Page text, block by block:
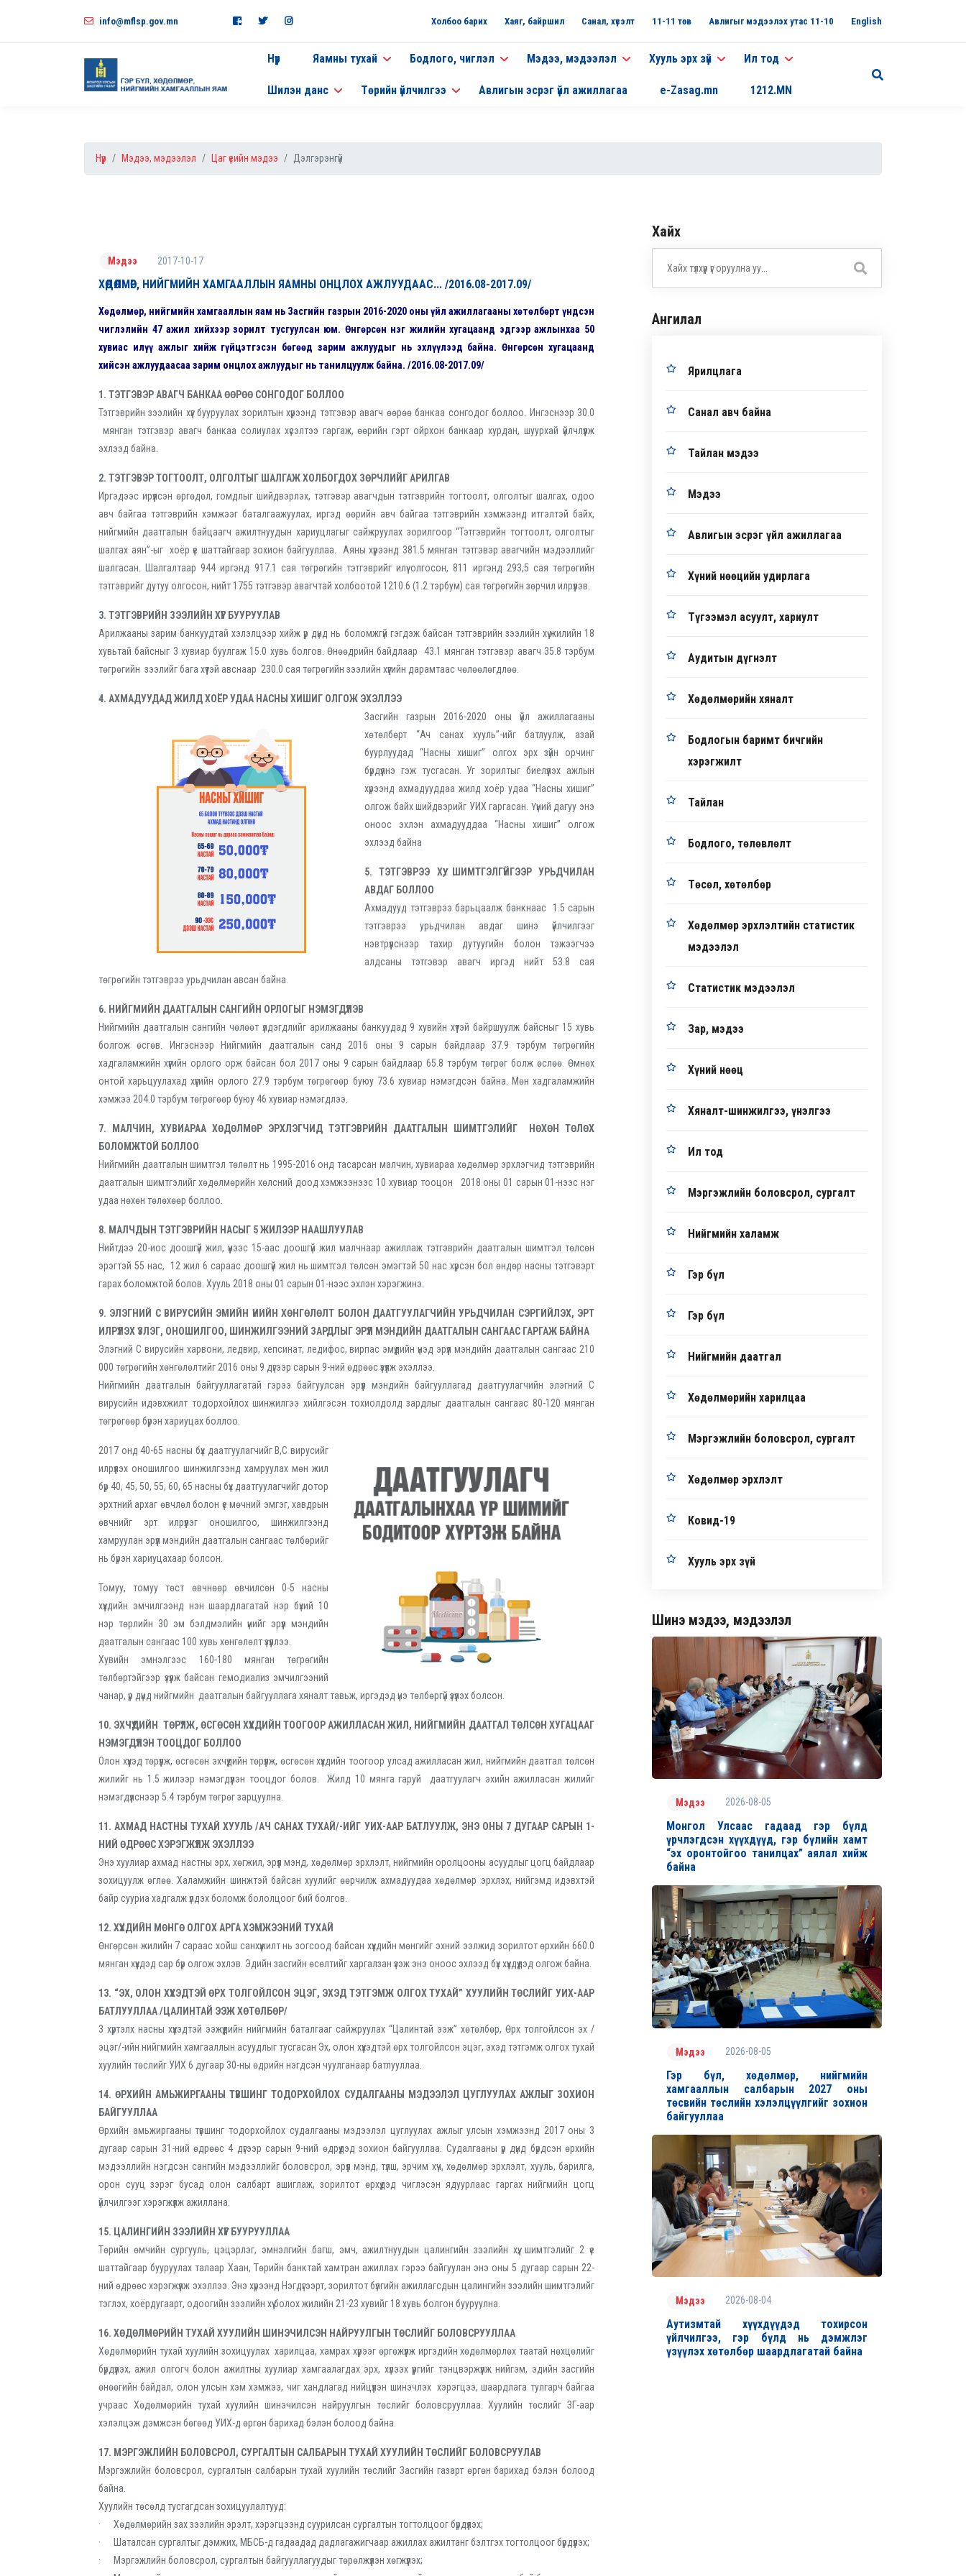
info@mflsp.gov.mn Холбоо барих Хаяг, байршил Санал, хүсэлт 11-11 төв Авлигыг мэдээлэх утас 11-10 English
Нүүр Яамны тухай Бодлого, чиглэл Мэдээ, мэдээлэл Хууль эрх зүй Ил тод
Шилэн данс Төрийн үйлчилгээ Авлигын эсрэг үйл ажиллагаа e-Zasag.mn 1212.MN
Нүүр Мэдээ, мэдээлэл Цаг үеийн мэдээ Дэлгэрэнгүй
Мэдээ 2017-10-17
ХӨДӨЛМӨР, НИЙГМИЙН ХАМГААЛЛЫН ЯАМНЫ ОНЦЛОХ АЖЛУУДААС... /2016.08-2017.09/
Хөдөлмөр, нийгмийн хамгааллын яам нь Засгийн газрын 2016-2020 оны үйл ажиллагааны хөтөлбөрт үндсэн
чиглэлийн 47 ажил хийхээр зорилт тусгуулсан юм. Өнгөрсөн нэг жилийн хугацаанд эдгээр ажлынхаа 50
хувиас илүү ажлыг хийж гүйцэтгэсэн бөгөөд зарим ажлуудыг нь эхлүүлээд байна. Өнгөрсөн хугацаанд
хийсэн ажлуудаасаа зарим онцлох ажлуудыг нь танилцуулж байна. /2016.08-2017.09/
1. ТЭТГЭВЭР АВАГЧ БАНКАА ӨӨРӨӨ СОНГОДОГ БОЛЛОО
Тэтгэврийн зээлийн хүүг бууруулах зорилтын хүрээнд тэтгэвэр авагч өөрөө банкаа сонгодог боллоо. Ингэснээр 30.0
мянган тэтгэвэр авагч банкаа солиулах хүсэлтээ гаргаж, өөрийн гэрт ойрхон банкаар хурдан, шуурхай үйлчлүүлж
эхлээд байна.
2. ТЭТГЭВЭР ТОГТООЛТ, ОЛГОЛТЫГ ШАЛГАЖ ХОЛБОГДОХ ЗӨРЧЛИЙГ АРИЛГАВ
Иргэдээс ирүүлсэн өргөдөл, гомдлыг шийдвэрлэх, тэтгэвэр авагчдын тэтгэврийн тогтоолт, олголтыг шалгах, одоо
авч байгаа тэтгэврийн хэмжээг баталгаажуулах, иргэд өөрийн авч байгаа тэтгэврийн хэмжээнд итгэлтэй байх,
нийгмийн даатгалын байцаагч ажилтнуудын хариуцлагыг сайжруулах зорилгоор “Тэтгэврийн тогтоолт, олголтыг
шалгах аян”-ыг хоёр үе шаттайгаар зохион байгууллаа. Аяны хүрээнд 381.5 мянган тэтгэвэр авагчийн мэдээллийг
шалгасан. Шалгалтаар 944 иргэнд 917.1 сая төгрөгийн тэтгэврийг илүү олгосон, 811 иргэнд 293,5 сая төгрөгийн
тэтгэврийг дутуу олгосон, нийт 1755 тэтгэвэр авагчтай холбоотой 1210.6 (1.2 тэрбум) сая төгрөгийн зөрчил илрүүлэв.
3. ТЭТГЭВРИЙН ЗЭЭЛИЙН ХҮҮГ БУУРУУЛАВ
Арилжааны зарим банкуудтай хэлэлцээр хийж үр дүнд нь боломжгүй гэгдэж байсан тэтгэврийн зээлийн хүү жилийн 18
хувьтай байсныг 3 хувиар буулгаж 15.0 хувь болгов. Өнөөдрийн байдлаар 43.1 мянган тэтгэвэр авагч 35.8 тэрбум
төгрөгийн зээлийг бага хүүтэй авснаар 230.0 сая төгрөгийн зээлийн хүүгийн дарамтаас чөлөөлөгдлөө.
4. АХМАДУУДАД ЖИЛД ХОЁР УДАА НАСНЫ ХИШИГ ОЛГОЖ ЭХЭЛЛЭЭ
Засгийн газрын 2016-2020 оны үйл ажиллагааны
хөтөлбөрт “Ач санах хууль”-ийг батлуулж, азай
буурлуудад “Насны хишиг” олгох эрх зүйн орчинг
бүрдүүлнэ гэж тусгасан. Уг зорилтыг биелүүлэх ажлын
хүрээнд ахмадууддаа жилд хоёр удаа “Насны хишиг”
олгож байх шийдвэрийг УИХ гаргасан. Үүний дагуу энэ
оноос эхлэн ахмадууддаа “Насны хишиг” олгож
эхлээд байна
5. ТЭТГЭВРЭЭ ХҮҮ, ШИМТГЭЛГҮЙГЭЭР УРЬДЧИЛАН
АВДАГ БОЛЛОО
Ахмадууд тэтгэврээ барьцаалж банкнаас 1.5 сарын
тэтгэврээ урьдчилан авдаг шинэ үйлчилгээг
нэвтрүүлснээр тахир дутуугийн болон тэжээгчээ
алдсаны тэтгэвэр авагч иргэд нийт 53.8 сая
төгрөгийн тэтгэврээ урьдчилан авсан байна.
6. НИЙГМИЙН ДААТГАЛЫН САНГИЙН ОРЛОГЫГ НЭМЭГДҮҮЛЭВ
Нийгмийн даатгалын сангийн чөлөөт үлдэгдлийг арилжааны банкуудад 9 хувийн хүүтэй байршуулж байсныг 15 хувь
болгож өсгөв. Ингэснээр Нийгмийн даатгалын санд 2016 оны 9 сарын байдлаар 37.9 тэрбум төгрөгийн
хадгаламжийн хүүгийн орлого орж байсан бол 2017 оны 9 сарын байдлаар 65.8 тэрбум төгрөг болж өслөө. Өмнөх
онтой харьцуулахад хүүгийн орлого 27.9 тэрбум төгрөгөөр буюу 73.6 хувиар нэмэгдсэн байна. Мөн хадгаламжийн
хэмжээ 204.0 тэрбум төгрөгөөр буюу 46 хувиар нэмэгдлээ.
7. МАЛЧИН, ХУВИАРАА ХӨДӨЛМӨР ЭРХЛЭГЧИД ТЭТГЭВРИЙН ДААТГАЛЫН ШИМТГЭЛИЙГ НӨХӨН ТӨЛӨХ
БОЛОМЖТОЙ БОЛЛОО
Нийгмийн даатгалын шимтгэл төлөлт нь 1995-2016 онд тасарсан малчин, хувиараа хөдөлмөр эрхлэгчид тэтгэврийн
даатгалын шимтгэлийг хөдөлмөрийн хөлсний доод хэмжээнээс 10 хувиар тооцон 2018 оны 01 сарын 01-нээс нэг
удаа нөхөн төлөхөөр боллоо.
8. МАЛЧДЫН ТЭТГЭВРИЙН НАСЫГ 5 ЖИЛЭЭР НААШЛУУЛАВ
Нийтдээ 20-иос доошгүй жил, үүнээс 15-аас доошгүй жил малчнаар ажиллаж тэтгэврийн даатгалын шимтгэл төлсөн
эрэгтэй 55 нас, 12 жил 6 сараас доошгүй жил нь шимтгэл төлсөн эмэгтэй 50 нас хүрсэн бол өндөр насны тэтгэвэрт
гарах боломжтой болов. Хууль 2018 оны 01 сарын 01-нээс эхлэн хэрэгжинэ.
9. ЭЛЭГНИЙ С ВИРУСИЙН ЭМИЙН ҮНИЙН ХӨНГӨЛӨЛТ БОЛОН ДААТГУУЛАГЧИЙН УРЬДЧИЛАН СЭРГИЙЛЭХ, ЭРТ
ИЛРҮҮЛЭХ ҮЗЛЭГ, ОНОШИЛГОО, ШИНЖИЛГЭЭНИЙ ЗАРДЛЫГ ЭРҮҮЛ МЭНДИЙН ДААТГАЛЫН САНГААС ГАРГАЖ БАЙНА
Элэгний С вирусийн харвони, ледвир, хепсинат, ледифос, вирпас эмүүдийн үнэд эрүүл мэндийн даатгалын сангаас 210
000 төгрөгийн хөнгөлөлтийг 2016 оны 9 дүгээр сарын 9-ний өдрөөс үзүүлж эхэллээ.
Нийгмийн даатгалын байгууллагатай гэрээ байгуулсан эрүүл мэндийн байгууллагад даатгуулагчийн элэгний С
вирусийн идэвхжилт тодорхойлох шинжилгээ хийлгэсэн тохиолдолд зардлыг даатгалын сангаас 80-120 мянган
төгрөгөөр бүрэн хариуцах боллоо.
2017 онд 40-65 насны бүх даатгуулагчийг В,С вирусийг
илрүүлэх оношилгоо шинжилгээнд хамруулах мөн жил
бүр 40, 45, 50, 55, 60, 65 насны бүх даатгуулагчийг дотор
эрхтний архаг өвчлөл болон үе мөчний эмгэг, хавдрын
өвчнийг эрт илрүүлэг оношилгоо, шинжилгээнд
хамруулан эрүүл мэндийн даатгалын сангаас төлбөрийг
нь бүрэн хариуцахаар болсон.
Томуу, томуу төст өвчнөөр өвчилсөн 0-5 насны
хүүхдийн эмчилгээнд нэн шаардлагатай нэр бүхий 10
нэр төрлийн 30 эм бэлдмэлийн үнийг эрүүл мэндийн
даатгалын сангаас 100 хувь хөнгөлөлт үзүүллээ.
Хувийн эмнэлгээс 160-180 мянган төгрөгийн
төлбөртэйгээр үзүүлж байсан гемодиализ эмчилгээний
чанар, үр дүнд нийгмийн даатгалын байгууллага хяналт тавьж, иргэдэд үнэ төлбөргүй үзүүлэх болсон.
10. ЭХЧҮҮДИЙН ТӨРҮҮЛЖ, ӨСГӨСӨН ХҮҮХДИЙН ТООГООР АЖИЛЛАСАН ЖИЛ, НИЙГМИЙН ДААТГАЛ ТӨЛСӨН ХУГАЦААГ
НЭМЭГДҮҮЛЭН ТООЦДОГ БОЛЛОО
Олон хүүхэд төрүүлж, өсгөсөн эхчүүдийн төрүүлж, өсгөсөн хүүхдийн тоогоор улсад ажилласан жил, нийгмийн даатгал төлсөн
жилийг нь 1.5 жилээр нэмэгдүүлэн тооцдог болов. Жилд 10 мянга гаруй даатгуулагч эхийн ажилласан жилийг
нэмэгдүүлснээр 5.4 тэрбум төгрөг зарцуулна.
11. АХМАД НАСТНЫ ТУХАЙ ХУУЛЬ /АЧ САНАХ ТУХАЙ/-ИЙГ УИХ-ААР БАТЛУУЛЖ, ЭНЭ ОНЫ 7 ДУГААР САРЫН 1-
НИЙ ӨДРӨӨС ХЭРЭГЖҮҮЛЖ ЭХЭЛЛЭЭ
Энэ хуулиар ахмад настны эрх, хөгжил, эрүүл мэнд, хөдөлмөр эрхлэлт, нийгмийн оролцооны асуудлыг цогц байдлаар
зохицуулж өглөө. Халамжийн шинжтэй байсан хуулийг өөрчилж ахмадуудаа хөдөлмөр эрхлэх, нийгэмд идэвхтэй
байр сууриа хадгалж үлдэх боломж бололцоог бий болгов.
12. ХҮҮХДИЙН МӨНГӨ ОЛГОХ АРГА ХЭМЖЭЭНИЙ ТУХАЙ
Өнгөрсөн жилийн 7 сараас хойш санхүүжилт нь зогсоод байсан хүүхдийн мөнгийг эхний ээлжид зорилтот өрхийн 660.0
мянган хүүхдэд сар бүр олгож эхлэв. Эдийн засгийн өсөлтийг харгалзан үзэж энэ оноос эхлээд бүх хүүхдүүдэд олгож байна.
13. “ЭХ, ОЛОН ХҮҮХЭДТЭЙ ӨРХ ТОЛГОЙЛСОН ЭЦЭГ, ЭХЭД ТЭТГЭМЖ ОЛГОХ ТУХАЙ” ХУУЛИЙН ТӨСЛИЙГ УИХ-ААР
БАТЛУУЛЛАА /ЦАЛИНТАЙ ЭЭЖ ХӨТӨЛБӨР/
3 хүртэлх насны хүүхэдтэй ээжүүдийн нийгмийн баталгааг сайжруулах “Цалинтай ээж” хөтөлбөр, Өрх толгойлсон эх /
эцэг/-ийн нийгмийн хамгааллын асуудлыг тусгасан Эх, олон хүүхэдтэй өрх толгойлсон эцэг, эхэд тэтгэмж олгох тухай
хуулийн төслийг УИХ 6 дугаар 30-ны өдрийн нэгдсэн чуулганаар батлууллаа.
14. ӨРХИЙН АМЬЖИРГААНЫ ТҮВШИНГ ТОДОРХОЙЛОХ СУДАЛГААНЫ МЭДЭЭЛЭЛ ЦУГЛУУЛАХ АЖЛЫГ ЗОХИОН
БАЙГУУЛЛАА
Өрхийн амьжиргааны түвшинг тодорхойлох судалгааны мэдээлэл цуглуулах ажлыг улсын хэмжээнд 2017 оны 3
дугаар сарын 31-ний өдрөөс 4 дүгээр сарын 9-ний өдрүүдэд зохион байгууллаа. Судалгааны үр дүнд бүрдсэн өрхийн
мэдээллийн нэгдсэн сангийн мэдээллийг боловсрол, эрүүл мэнд, түлш, эрчим хүч, хөдөлмөр эрхлэлт, хууль, барилга,
орон сууц зэрэг бусад олон салбарт ашиглаж, зорилтот өрхүүдэд чиглэсэн ядуурлаас гаргах нийгмийн цогц
үйлчилгээг хэрэгжүүлж ажиллана.
15. ЦАЛИНГИЙН ЗЭЭЛИЙН ХҮҮГ БУУРУУЛЛАА
Төрийн өмчийн сургууль, цэцэрлэг, эмнэлгийн багш, эмч, ажилтнуудын цалингийн зээлийн хүү, шимтгэлийг 2 үе
шаттайгаар бууруулах талаар Хаан, Төрийн банктай хамтран ажиллах гэрээ байгуулан энэ оны 5 дугаар сарын 22-
ний өдрөөс хэрэгжүүлж эхэллээ. Энэ хүрээнд Нэгдүгээрт, зорилтот бүлгийн ажиллагсдын цалингийн зээлийн шимтгэлийг
тэглэх, хоёрдугаарт, одоогийн зээлийн хүү болох жилийн 21-23 хувийг 18 хувь болгон бууруулна.
16. ХӨДӨЛМӨРИЙН ТУХАЙ ХУУЛИЙН ШИНЭЧИЛСЭН НАЙРУУЛГЫН ТӨСЛИЙГ БОЛОВСРУУЛЛАА
Хөдөлмөрийн тухай хуулийн зохицуулах харилцаа, хамрах хүрээг өргөжүүлж иргэдийн хөдөлмөрлөх таатай нөхцөлийг
бүрдүүлэх, ажил олгогч болон ажилтны хуулиар хамгаалагдах эрх, хүлээх үүргийг тэнцвэржүүлж нийгэм, эдийн засгийн
өнөөгийн байдал, олон улсын хэм хэмжээ, чиг хандлагад нийцүүлэн шинэчлэх хэрэгцээ, шаардлага тулгарч байгаа
учраас Хөдөлмөрийн тухай хуулийн шинэчилсэн найруулгын төслийг боловсрууллаа. Хуулийн төслийг ЗГ-аар
хэлэлцэж дэмжсэн бөгөөд УИХ-д өргөн барихад бэлэн болоод байна.
17. МЭРГЭЖЛИЙН БОЛОВСРОЛ, СУРГАЛТЫН САЛБАРЫН ТУХАЙ ХУУЛИЙН ТӨСЛИЙГ БОЛОВСРУУЛАВ
Мэргэжлийн боловсрол, сургалтын салбарын тухай хуулийн төслийг Засгийн газарт өргөн барихад бэлэн болоод
байна.
Хуулийн төсөлд тусгагдсан зохицуулалтууд:
· Хөдөлмөрийн зах зээлийн эрэлт, хэрэгцээнд суурилсан сургалтын тогтолцоог бүрдүүлэх;
· Шаталсан сургалтыг дэмжих, МБСБ-д гадаадад дадлагажигчаар ажиллах ажилтанг бэлтгэх тогтолцоог бүрдүүлэх;
· Мэргэжлийн боловсрол, сургалтын байгууллагуудыг төрөлжүүлэн хөгжүүлэх;
Хайх
Ангилал
Ярилцлага
Санал авч байна
Тайлан мэдээ
Мэдээ
Авлигын эсрэг үйл ажиллагаа
Хүний нөөцийн удирлага
Түгээмэл асуулт, хариулт
Аудитын дүгнэлт
Хөдөлмөрийн хяналт
Бодлогын баримт бичгийн
хэрэгжилт
Тайлан
Бодлого, төлөвлөлт
Төсөл, хөтөлбөр
Хөдөлмөр эрхлэлтийн статистик
мэдээлэл
Статистик мэдээлэл
Зар, мэдээ
Хүний нөөц
Хяналт-шинжилгээ, үнэлгээ
Ил тод
Мэргэжлийн боловсрол, сургалт
Нийгмийн халамж
Гэр бүл
Гэр бүл
Нийгмийн даатгал
Хөдөлмөрийн харилцаа
Мэргэжлийн боловсрол, сургалт
Хөдөлмөр эрхлэлт
Ковид-19
Хууль эрх зүй
Шинэ мэдээ, мэдээлэл
Мэдээ 2026-08-05
Монгол Улсаас гадаад гэр бүлд
үрчлэгдсэн хүүхдүүд, гэр бүлийн хамт
“эх оронтойгоо танилцах” аялал хийж
байна
Мэдээ 2026-08-05
Гэр бүл, хөдөлмөр, нийгмийн
хамгааллын салбарын 2027 оны
төсвийн төслийн хэлэлцүүлгийг зохион
байгууллаа
Мэдээ 2026-08-04
Аутизмтай хүүхдүүдэд тохирсон
үйлчилгээ, гэр бүлд нь дэмжлэг
үзүүлэх хөтөлбөр шаардлагатай байна